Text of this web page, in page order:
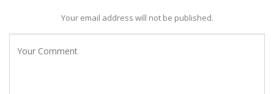
Your email address will not be published.